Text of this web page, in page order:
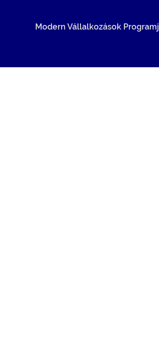
Modern Vállalkozások